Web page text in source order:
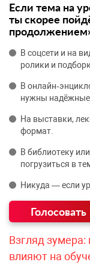
Если тема на
ты скорее
В соцсети и на
ролики и
В
нужны надёжные
На выставки,
формат.
В библиотеку
погрузиться в
Никуда — если
Взгляд
влияют на